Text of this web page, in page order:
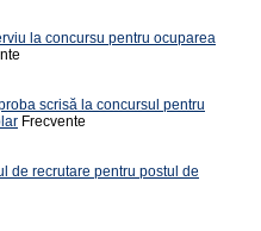
la concursu pentru ocuparea
scrisă la concursul pentru
Frecvente
de recrutare pentru postul de